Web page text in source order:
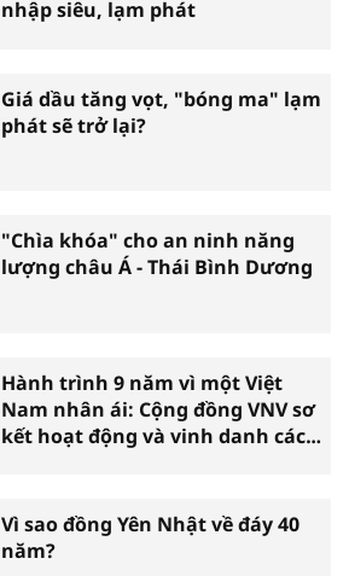
nhập siêu, lạm phát
Giá dầu tăng vọt, "bóng ma" lạm
phát sẽ trở lại?
"Chìa khóa" cho an ninh năng
lượng châu Á - Thái Bình Dương
Hành trình 9 năm vì một Việt
Nam nhân ái: Cộng đồng VNV sơ
kết hoạt động và vinh danh các
Vì sao đồng Yên Nhật về đáy 40
năm?